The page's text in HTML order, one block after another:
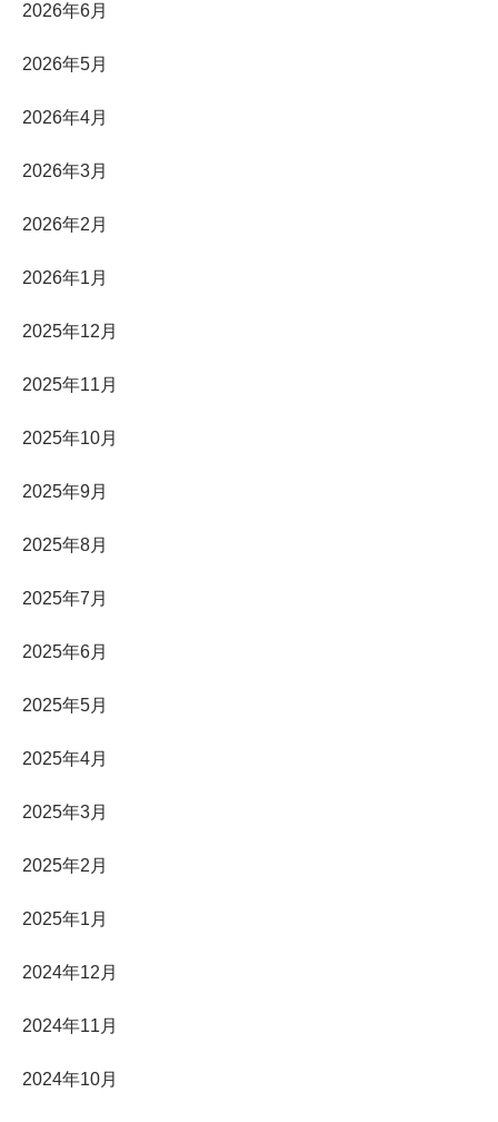
2026年6月
2026年5月
2026年4月
2026年3月
2026年2月
2026年1月
2025年12月
2025年11月
2025年10月
2025年9月
2025年8月
2025年7月
2025年6月
2025年5月
2025年4月
2025年3月
2025年2月
2025年1月
2024年12月
2024年11月
2024年10月